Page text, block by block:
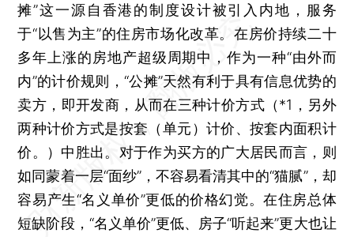
摊”这一源自香港的制度设计被引入内地，服务
于“以售为主”的住房市场化改革。在房价持续二十
多年上涨的房地产超级周期中，作为一种“由外而
内”的计价规则，“公摊”天然有利于具有信息优势的
卖方，即开发商，从而在三种计价方式（*1，另外
两种计价方式是按套（单元）计价、按套内面积计
价。）中胜出。对于作为买方的广大居民而言，则
如同蒙着一层“面纱”，不容易看清其中的“猫腻”，却
容易产生“名义单价”更低的价格幻觉。在住房总体
短缺阶段，“名义单价”更低、房子“听起来”更大也让